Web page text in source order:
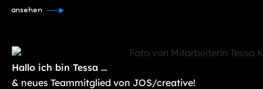
ansehen
Hallo ich bin Tessa …
& neues Teammitglied von JOS/creative!